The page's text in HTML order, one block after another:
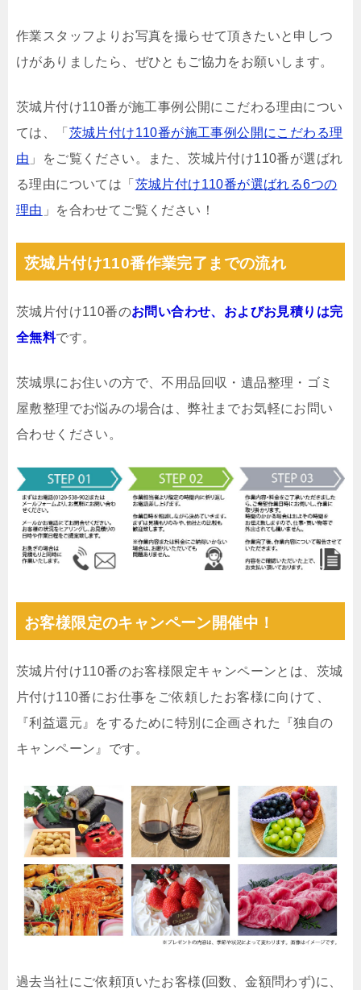
作業スタッフよりお写真を撮らせて頂きたいと申しつ
けがありましたら、ぜひともご協力をお願いします。
茨城片付け110番が施工事例公開にこだわる理由につい
ては、「 茨城片付け110番が施工事例公開にこだわる理
由 」をご覧ください。また、茨城片付け110番が選ばれ
る理由については「 茨城片付け110番が選ばれる6つの
理由 」を合わせてご覧ください！
茨城片付け110番作業完了までの流れ
茨城片付け110番のお問い合わせ、およびお見積りは完
全無料です。
茨城県にお住いの方で、不用品回収・遺品整理・ゴミ
屋敷整理でお悩みの場合は、弊社までお気軽にお問い
合わせください。
お客様限定のキャンペーン開催中！
茨城片付け110番のお客様限定キャンペーンとは、茨城
片付け110番にお仕事をご依頼したお客様に向けて、
『利益還元』をするために特別に企画された『独自の
キャンペーン』です。
過去当社にご依頼頂いたお客様(回数、金額問わず)に、